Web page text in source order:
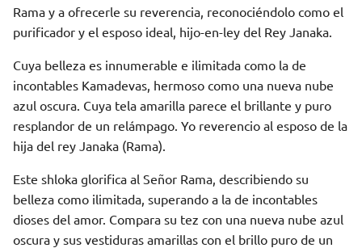
Rama y a ofrecerle su reverencia, reconociéndolo como el
purificador y el esposo ideal, hijo-en-ley del Rey Janaka.
Cuya belleza es innumerable e ilimitada como la de
incontables Kamadevas, hermoso como una nueva nube
azul oscura. Cuya tela amarilla parece el brillante y puro
resplandor de un relámpago. Yo reverencio al esposo de la
hija del rey Janaka (Rama).
Este shloka glorifica al Señor Rama, describiendo su
belleza como ilimitada, superando a la de incontables
dioses del amor. Compara su tez con una nueva nube azul
oscura y sus vestiduras amarillas con el brillo puro de un